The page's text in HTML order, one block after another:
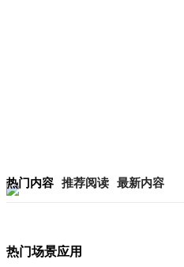
热门内容 推荐阅读 最新内容
热门场景应用